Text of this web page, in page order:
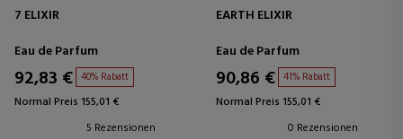
7 ELIXIR
Eau de Parfum
92,83 € 40% Rabatt
Normal Preis 155,01 €
5 Rezensionen
EARTH ELIXIR
Eau de Parfum
90,86 € 41% Rabatt
Normal Preis 155,01 €
0 Rezensionen